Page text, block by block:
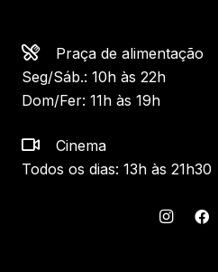
Praça de alimentação
Seg/Sáb.: 10h às 22h
Dom/Fer: 11h às 19h
Cinema
Todos os dias: 13h às 21h30